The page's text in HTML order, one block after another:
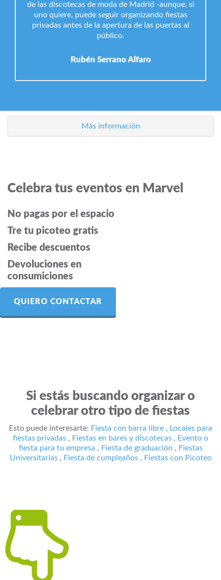
de las discotecas de moda de Madrid -aunque, si
uno quiere, puede seguir organizando fiestas
privadas antes de la apertura de las puertas al
público.
Rubén Serrano Alfaro
Más información
Celebra tus eventos en Marvel
No pagas por el espacio
Tre tu picoteo gratis
Recibe descuentos
Devoluciones en
consumiciones
QUIERO CONTACTAR
Si estás buscando organizar o
celebrar otro tipo de fiestas
Esto puede interesarte: Fiesta con barra libre , Locales para
fiestas privadas , Fiestas en bares y discotecas , Evento o
fiesta para tu empresa , Fiesta de graduación , Fiestas
Universitarias, Fiesta de cumpleaños , Fiestas con Picoteo